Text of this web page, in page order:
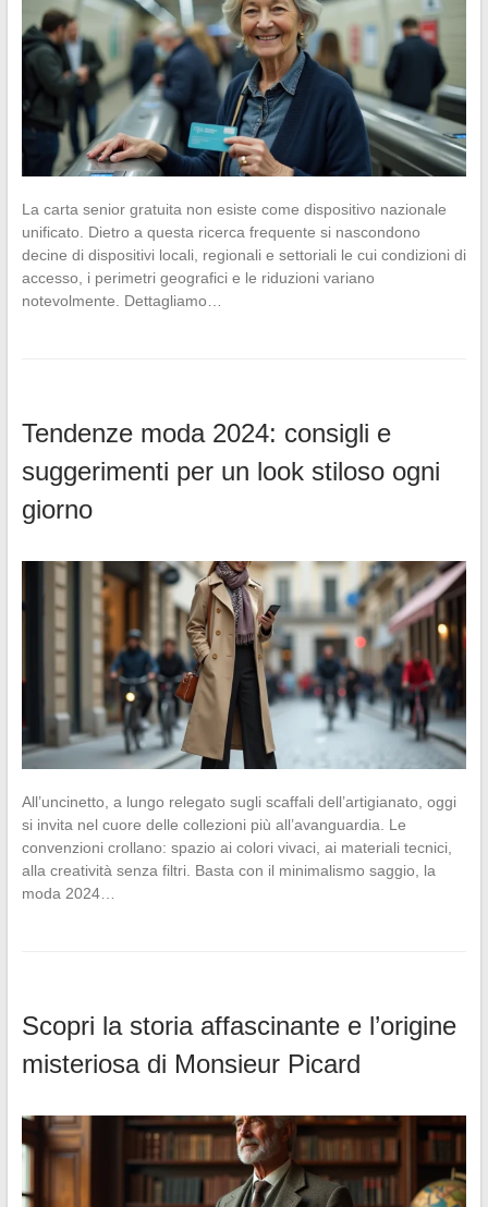
La carta senior gratuita non esiste come dispositivo nazionale
unificato. Dietro a questa ricerca frequente si nascondono
decine di dispositivi locali, regionali e settoriali le cui condizioni di
accesso, i perimetri geografici e le riduzioni variano
notevolmente. Dettagliamo…
Tendenze moda 2024: consigli e
suggerimenti per un look stiloso ogni
giorno
All’uncinetto, a lungo relegato sugli scaffali dell’artigianato, oggi
si invita nel cuore delle collezioni più all’avanguardia. Le
convenzioni crollano: spazio ai colori vivaci, ai materiali tecnici,
alla creatività senza filtri. Basta con il minimalismo saggio, la
moda 2024…
Scopri la storia affascinante e l’origine
misteriosa di Monsieur Picard